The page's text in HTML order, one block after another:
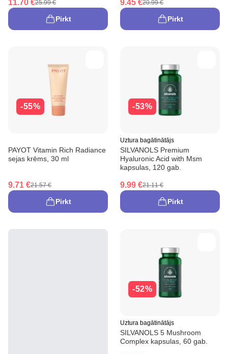
11.70 €25.99 €
Pirkt
9.45 €20.99 €
Pirkt
-55%
PAYOT Vitamin Rich Radiance
sejas krēms, 30 ml
9.71 €21.57 €
Pirkt
-53%
Uztura bagātinātājs
SILVANOLS Premium
Hyaluronic Acid with Msm
kapsulas, 120 gab.
9.99 €21.11 €
Pirkt
-52%
Uztura bagātinātājs
SILVANOLS 5 Mushroom
Complex kapsulas, 60 gab.